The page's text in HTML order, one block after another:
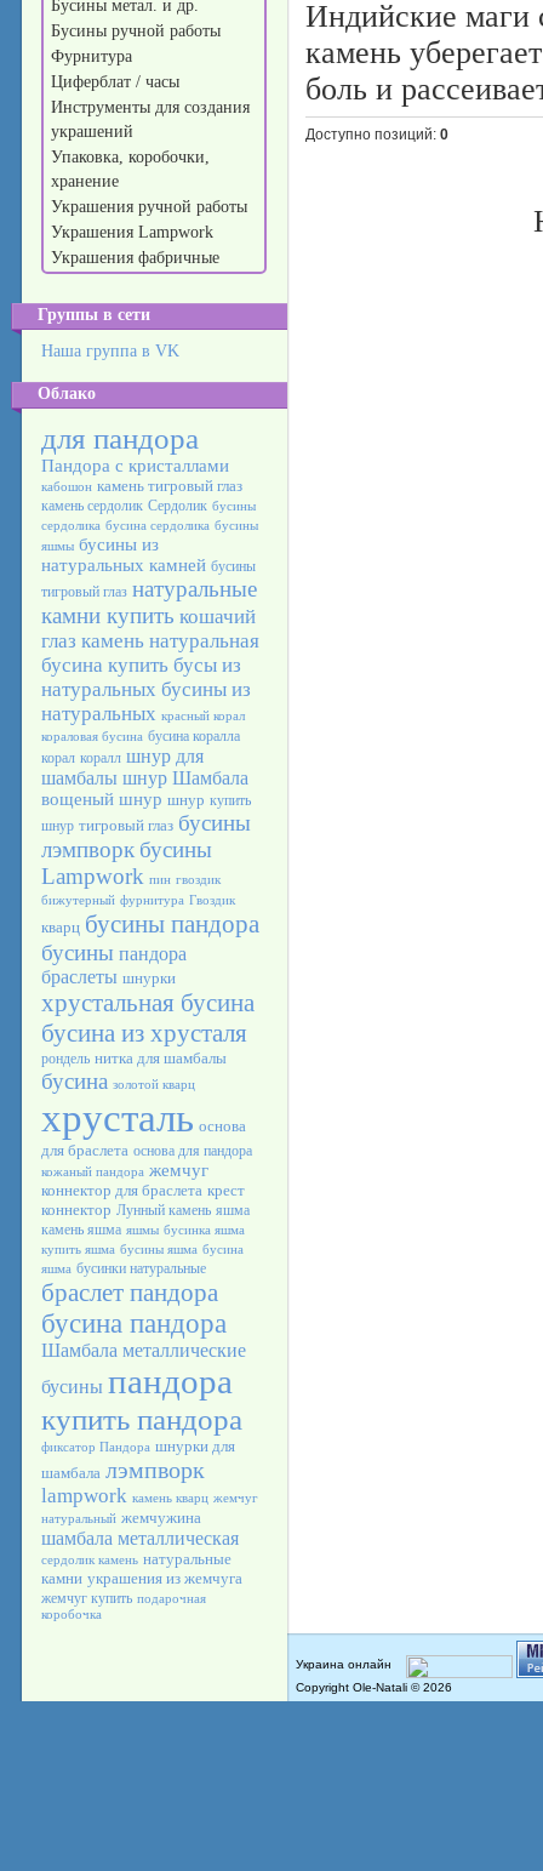
Бусины метал. и др.
Бусины ручной работы
Фурнитура
Циферблат / часы
Инструменты для создания
украшений
Упаковка, коробочки,
хранение
Украшения ручной работы
Украшения Lampwork
Украшения фабричные
Группы в сети
Наша группа в VK
Облако
для пандора
Пандора с кристаллами
кабошон камень тигровый глаз
камень сердолик Сердолик бусины
сердолика бусина сердолика бусины
яшмы бусины из
натуральных камней бусины
тигровый глаз натуральные
камни купить кошачий
глаз камень натуральная
бусина купить бусы из
натуральных бусины из
натуральных красный корал
кораловая бусина бусина коралла
корал коралл шнур для
шамбалы шнур Шамбала
вощеный шнур шнур купить
шнур тигровый глаз бусины
лэмпворк бусины
Lampwork пин гвоздик
бижутерный фурнитура Гвоздик
кварц бусины пандора
бусины пандора
браслеты шнурки
хрустальная бусина
бусина из хрусталя
рондель нитка для шамбалы
бусина золотой кварц
хрусталь основа
для браслета основа для пандора
кожаный пандора жемчуг
коннектор для браслета крест
коннектор Лунный камень яшма
камень яшма яшмы бусинка яшма
купить яшма бусины яшма бусина
яшма бусинки натуральные
браслет пандора
бусина пандора
Шамбала металлические
бусины пандора
купить пандора
фиксатор Пандора шнурки для
шамбала лэмпворк
lampwork камень кварц жемчуг
натуральный жемчужина
шамбала металлическая
сердолик камень натуральные
камни украшения из жемчуга
жемчуг купить подарочная
коробочка
Индийские маги
камень
боль и
Доступно позиций: 0
Copyright Ole-Natali © 2026